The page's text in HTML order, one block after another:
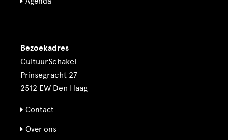
Bezoekadres
CultuurSchakel
Prinsegracht 27
2512 EW Den Haag
Contact
Over ons